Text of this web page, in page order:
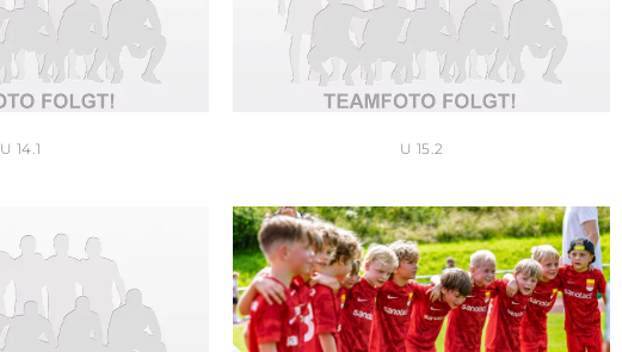
U 14.1 U 15.2